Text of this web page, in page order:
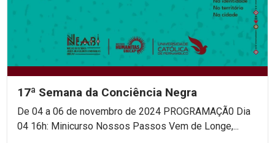
17ª Semana da Conciência Negra
De 04 a 06 de novembro de 2024 PROGRAMAÇÃ0 Dia
04 16h: Minicurso Nossos Passos Vem de Longe,...